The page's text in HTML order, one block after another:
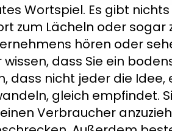
Wortspiel. Es gibt
zum Lächeln oder sogar
hören oder
dass Sie ein
dass nicht jeder die
gleich empfindet.
Verbraucher